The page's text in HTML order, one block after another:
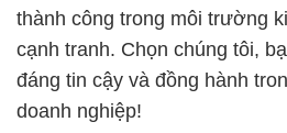
thành công trong môi trường
cạnh tranh. Chọn chúng tôi,
đáng tin cậy và đồng hành
doanh nghiệp!